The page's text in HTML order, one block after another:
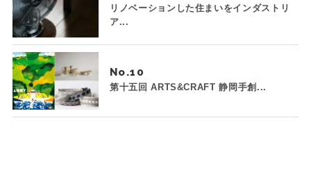
リノベーションした住まいをインダストリ
ア...
No.
第十五回 ARTS&CRAFT 静岡手創...